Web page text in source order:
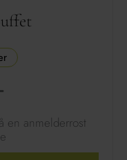
en anmelderrost